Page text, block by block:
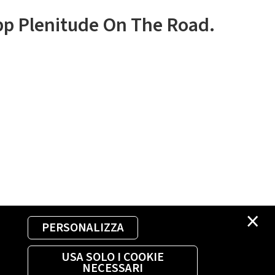
×
PERSONALIZZA
USA SOLO I COOKIE
NECESSARI
Plenitude On The Road.